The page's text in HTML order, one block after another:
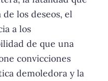
los deseos, el
a los
de que una
convicciones
demoledora y la